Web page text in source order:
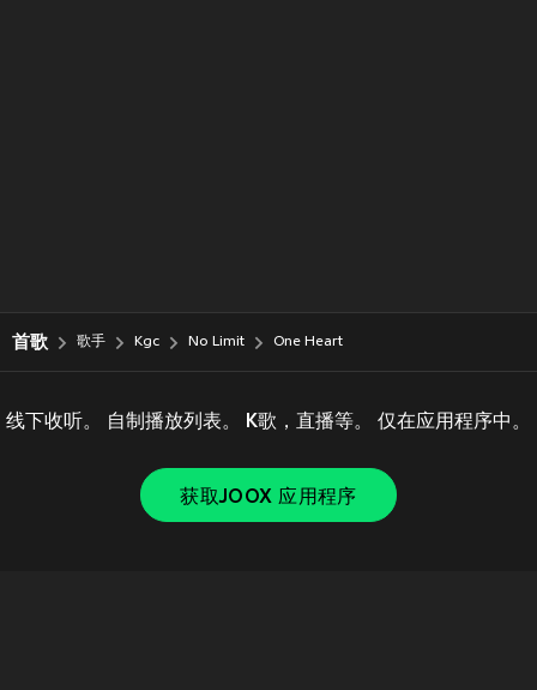
首歌 歌手 Kgc No Limit One Heart
线下收听。 自制播放列表。 K歌，直播等。 仅在应用程序中。
获取JOOX 应用程序